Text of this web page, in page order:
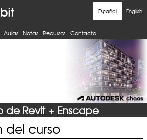
Aulas Notas Recursos Contacto
de Revit + Enscape
del curso